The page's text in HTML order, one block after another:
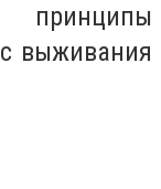
принципы
выживания